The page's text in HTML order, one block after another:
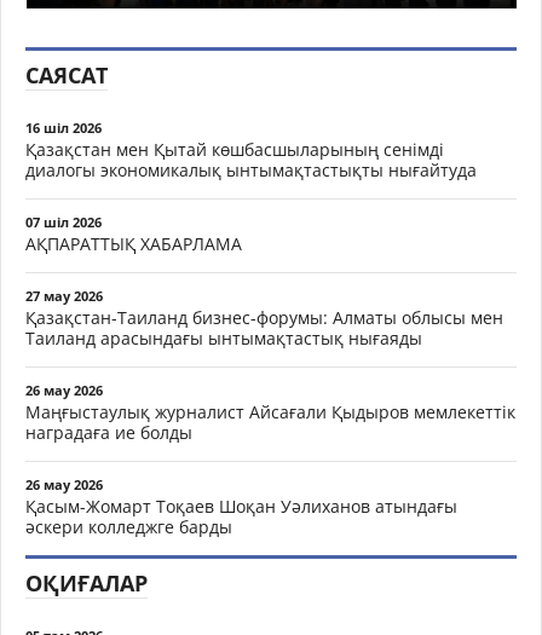
САЯСАТ
16 шіл 2026
Қазақстан мен Қытай көшбасшыларының сенімді
диалогы экономикалық ынтымақтастықты нығайтуда
07 шіл 2026
АҚПАРАТТЫҚ ХАБАРЛАМА
27 мау 2026
Қазақстан-Таиланд бизнес-форумы: Алматы облысы мен
Таиланд арасындағы ынтымақтастық нығаяды
26 мау 2026
Маңғыстаулық журналист Айсағали Қыдыров мемлекеттік
наградаға ие болды
26 мау 2026
Қасым-Жомарт Тоқаев Шоқан Уәлиханов атындағы
әскери колледжге барды
ОҚИҒАЛАР